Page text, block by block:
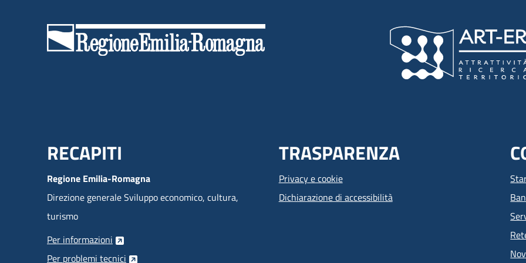
Menu Footer
RECAPITI
Regione Emilia-Romagna
Direzione generale Sviluppo economico, cultura,
turismo
Per informazioni
Per problemi tecnici
TRASPARENZA
Privacy e cookie
Dichiarazione di accessibilità